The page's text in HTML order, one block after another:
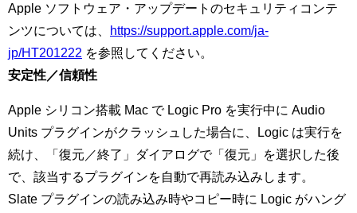
Apple ソフトウェア・アップデートのセキュリティコンテ
ンツについては、
https://support.apple.com/ja-
jp/HT201222 を参照してください。
安定性／信頼性
Apple シリコン搭載 Mac で Logic Pro を実行中に Audio
Units プラグインがクラッシュした場合に、Logic は実行を
続け、「復元／終了」ダイアログで「復元」を選択した後
で、該当するプラグインを自動で再読み込みします。
Slate プラグインの読み込み時やコピー時に Logic がハング